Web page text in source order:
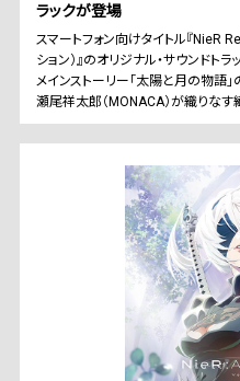
ラックが登場
スマートフォン向けタイトル『NieR
ション）』のオリジナル・サウンドト
メインストーリー「太陽と月の物語
瀬尾祥太郎（MONACA）が織りなす